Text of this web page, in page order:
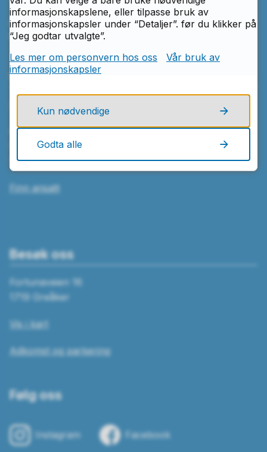
Åpningstider
Mandag–fredag kl. 08.00–15.30
Skriv til oss
Send e-post
Greåker videregående skole
Postboks 130
1720 Greåker
Finn ansatt
Besøk oss
Fortunaveien 16
1719 Greåker
Vis i kart
Adkomst og parkering
Følg oss
Instagram Facebook
informasjonskapslene, eller tilpasse bruk av
informasjonskapsler under “Detaljer”. før du klikker på
“Jeg godtar utvalgte”.
Les mer om personvern hos oss
Vår bruk av
informasjonskapsler
Kun nødvendige
Godta alle